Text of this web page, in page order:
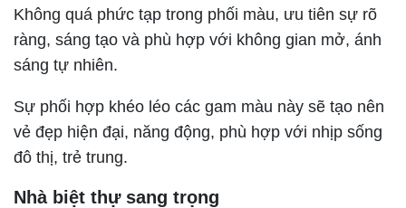
Không quá phức tạp trong phối màu, ưu tiên sự rõ
ràng, sáng tạo và phù hợp với không gian mở, ánh
sáng tự nhiên.
Sự phối hợp khéo léo các gam màu này sẽ tạo nên
vẻ đẹp hiện đại, năng động, phù hợp với nhịp sống
đô thị, trẻ trung.
Nhà biệt thự sang trọng